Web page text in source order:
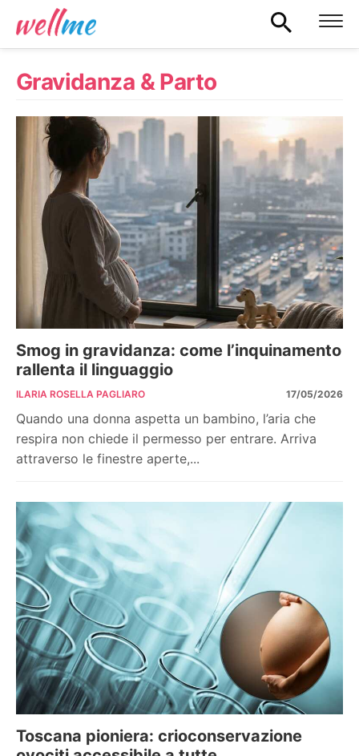
Gravidanza & Parto
Smog in gravidanza: come l’inquinamento
rallenta il linguaggio
ILARIA ROSELLA PAGLIARO 17/05/2026
Quando una donna aspetta un bambino, l’aria che
respira non chiede il permesso per entrare. Arriva
attraverso le finestre aperte,...
Toscana pioniera: crioconservazione